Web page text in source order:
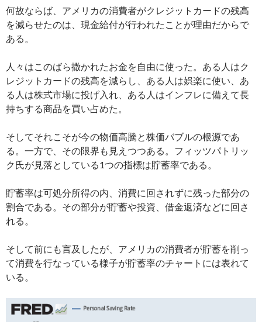
何故ならば、アメリカの消費者がクレジットカードの残高
を減らせたのは、現金給付が行われたことが理由だからで
ある。
人々はこのばら撒かれたお金を自由に使った。ある人はク
レジットカードの残高を減らし、ある人は娯楽に使い、あ
る人は株式市場に投げ入れ、ある人はインフレに備えて長
持ちする商品を買い占めた。
そしてそれこそが今の物価高騰と株価バブルの根源であ
る。一方で、その限界も見えつつある。フィッツパトリッ
ク氏が見落としている1つの指標は貯蓄率である。
貯蓄率は可処分所得の内、消費に回されずに残った部分の
割合である。その部分が貯蓄や投資、借金返済などに回さ
れる。
そして前にも言及したが、アメリカの消費者が貯蓄を削っ
て消費を行なっている様子が貯蓄率のチャートには表れて
いる。